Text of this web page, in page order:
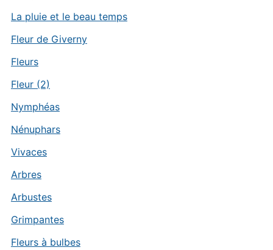
La pluie et le beau temps
Fleur de Giverny
Fleurs
Fleur (2)
Nymphéas
Nénuphars
Vivaces
Arbres
Arbustes
Grimpantes
Fleurs à bulbes